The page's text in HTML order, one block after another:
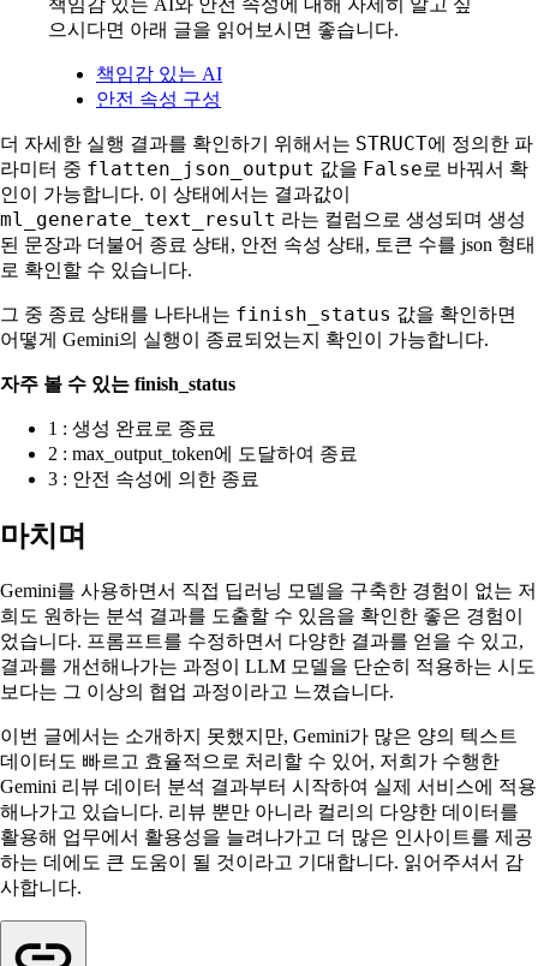
책임감 있는 AI와 안전 속성에 대해 자세히 알고 싶
으시다면 아래 글을 읽어보시면 좋습니다.
책임감 있는 AI
안전 속성 구성
더 자세한 실행 결과를 확인하기 위해서는 STRUCT에 정의한 파
라미터 중 flatten_json_output 값을 False로 바꿔서 확
인이 가능합니다. 이 상태에서는 결과값이
ml_generate_text_result 라는 컬럼으로 생성되며 생성
된 문장과 더불어 종료 상태, 안전 속성 상태, 토큰 수를 json 형태
로 확인할 수 있습니다.
그 중 종료 상태를 나타내는 finish_status 값을 확인하면
어떻게 Gemini의 실행이 종료되었는지 확인이 가능합니다.
자주 볼 수 있는 finish_status
1 : 생성 완료로 종료
2 : max_output_token에 도달하여 종료
3 : 안전 속성에 의한 종료
마치며
Gemini를 사용하면서 직접 딥러닝 모델을 구축한 경험이 없는 저
희도 원하는 분석 결과를 도출할 수 있음을 확인한 좋은 경험이
었습니다. 프롬프트를 수정하면서 다양한 결과를 얻을 수 있고,
결과를 개선해나가는 과정이 LLM 모델을 단순히 적용하는 시도
보다는 그 이상의 협업 과정이라고 느꼈습니다.
이번 글에서는 소개하지 못했지만, Gemini가 많은 양의 텍스트
데이터도 빠르고 효율적으로 처리할 수 있어, 저희가 수행한
Gemini 리뷰 데이터 분석 결과부터 시작하여 실제 서비스에 적용
해나가고 있습니다. 리뷰 뿐만 아니라 컬리의 다양한 데이터를
활용해 업무에서 활용성을 늘려나가고 더 많은 인사이트를 제공
하는 데에도 큰 도움이 될 것이라고 기대합니다. 읽어주셔서 감
사합니다.